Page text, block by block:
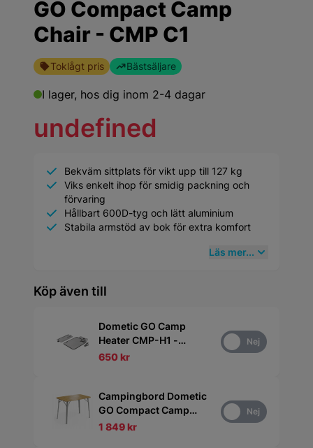
GO Compact Camp
Chair - CMP C1
Toklågt pris Bästsäljare
I lager, hos dig inom 2-4 dagar
undefined
Bekväm sittplats för vikt upp till 127 kg
Viks enkelt ihop för smidig packning och
förvaring
Hållbart 600D-tyg och lätt aluminium
Stabila armstöd av bok för extra komfort
Läs mer...
Köp även till
Dometic GO Camp
Heater CMP-H1 -
Värmedyna 5V/USB/12V
650 kr
Nej
Campingbord Dometic
GO Compact Camp
Table i bambu - CMP T4
1 849 kr
Nej